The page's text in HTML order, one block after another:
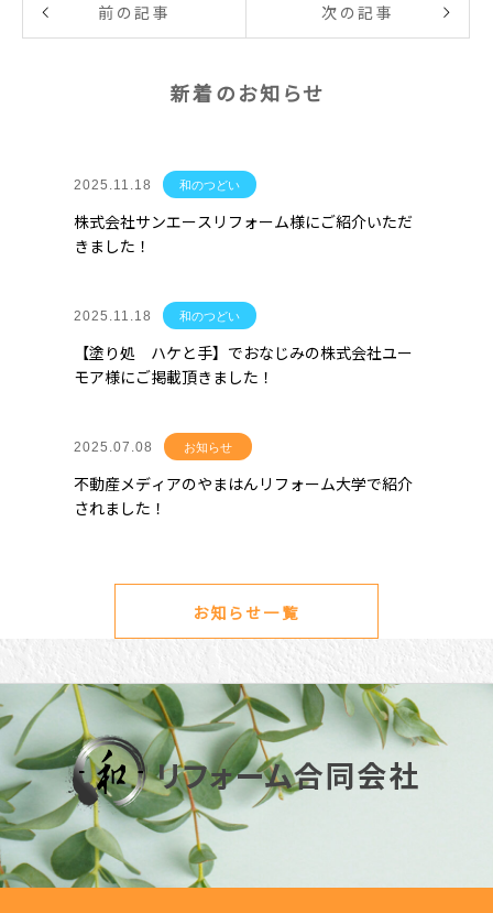
前の記事 次の記事
新着のお知らせ
2025.11.18 和のつどい
株式会社サンエースリフォーム様にご紹介いただ
きました！
2025.11.18 和のつどい
【塗り処 ハケと手】でおなじみの株式会社ユー
モア様にご掲載頂きました！
2025.07.08 お知らせ
不動産メディアのやまはんリフォーム大学で紹介
されました！
お知らせ一覧